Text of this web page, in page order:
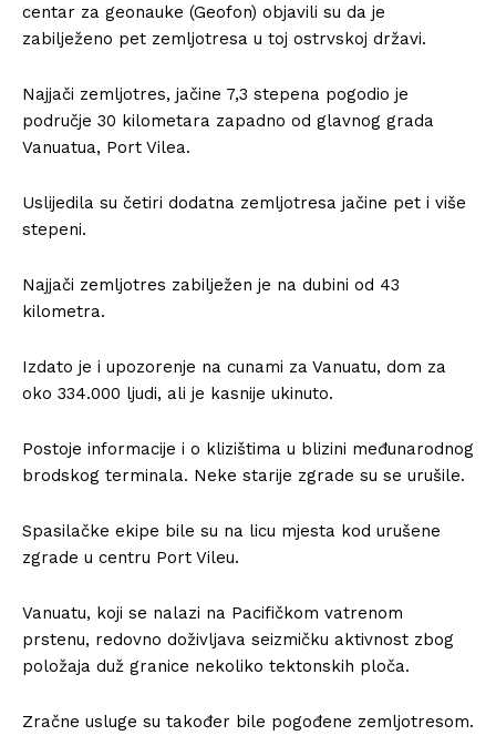
centar za geonauke (Geofon) objavili su da je
zabilježeno pet zemljotresa u toj ostrvskoj državi.
Najjači zemljotres, jačine 7,3 stepena pogodio je
područje 30 kilometara zapadno od glavnog grada
Vanuatua, Port Vilea.
Uslijedila su četiri dodatna zemljotresa jačine pet i više
stepeni.
Najjači zemljotres zabilježen je na dubini od 43
kilometra.
Izdato je i upozorenje na cunami za Vanuatu, dom za
oko 334.000 ljudi, ali je kasnije ukinuto.
Postoje informacije i o klizištima u blizini međunarodnog
brodskog terminala. Neke starije zgrade su se urušile.
Spasilačke ekipe bile su na licu mjesta kod urušene
zgrade u centru Port Vileu.
Vanuatu, koji se nalazi na Pacifičkom vatrenom
prstenu, redovno doživljava seizmičku aktivnost zbog
položaja duž granice nekoliko tektonskih ploča.
Zračne usluge su također bile pogođene zemljotresom.